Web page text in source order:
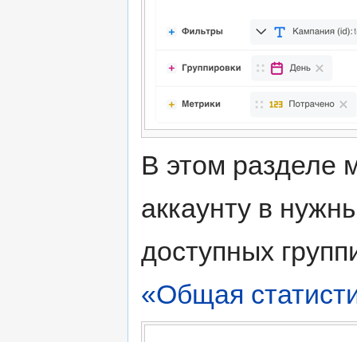
В этом разделе
аккаунту в
доступных
«Общая